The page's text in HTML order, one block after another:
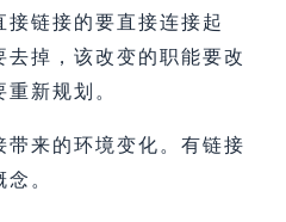
接链接的要直接连接起
掉，该改变的职能要改
新规划。
来的环境变化。有链接
。